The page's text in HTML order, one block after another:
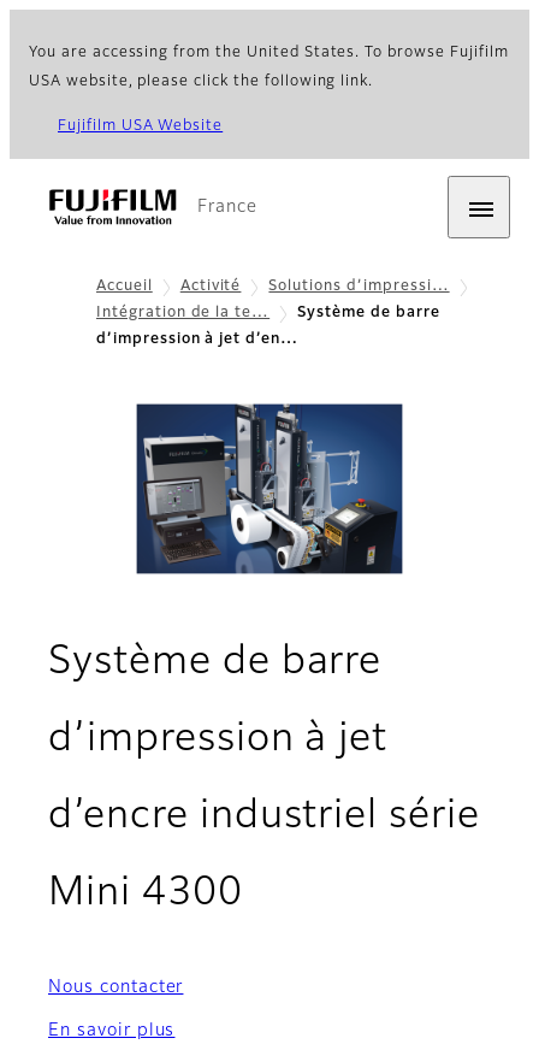
You are accessing from the United States. To browse Fujifilm
USA website, please click the following link.
Fujifilm USA Website
France
Accueil Activité
Solutions d’impressi…
Intégration de la te…
Système de barre
d’impression à jet d’en…
Système de barre
d’impression à jet
d’encre industriel série
Mini 4300
Nous contacter
En savoir plus